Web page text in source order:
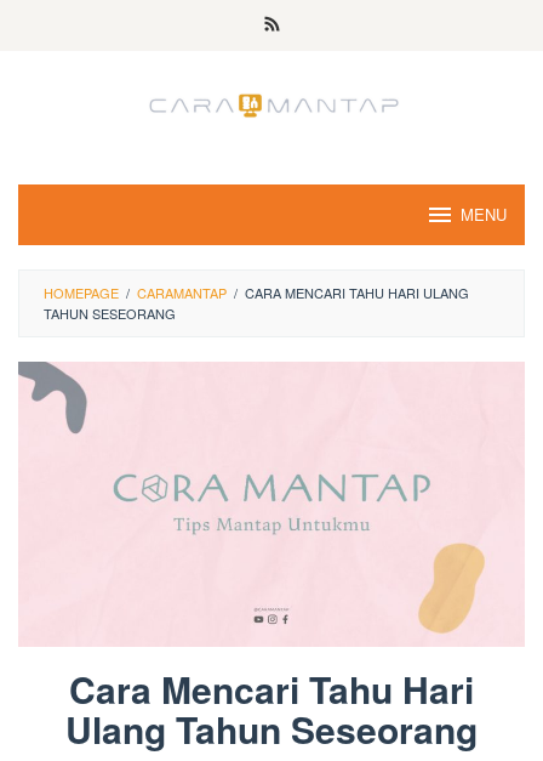
MENU
HOMEPAGE / CARAMANTAP / CARA MENCARI TAHU HARI ULANG
TAHUN SESEORANG
Cara Mencari Tahu Hari
Ulang Tahun Seseorang